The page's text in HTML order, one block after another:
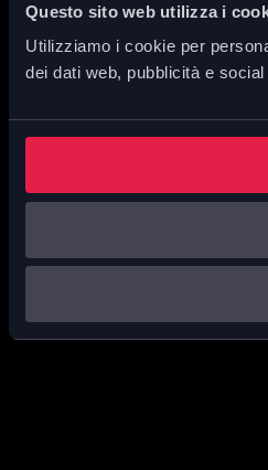
Questo sito web utilizza i
Utilizziamo i cookie per
dei dati web, pubblicità e